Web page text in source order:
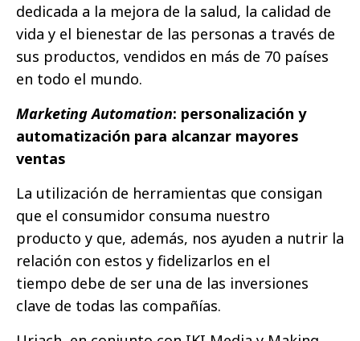
dedicada a la mejora de la salud, la calidad de
vida y el bienestar de las personas a través de
sus productos, vendidos en más de 70 países
en todo el mundo.
Marketing Automation: personalización y
automatización para alcanzar mayores
ventas
La utilización de herramientas que consigan
que el consumidor consuma nuestro
producto y que, además, nos ayuden a nutrir la
relación con estos y fidelizarlos en el
tiempo debe de ser una de las inversiones
clave de todas las compañías.